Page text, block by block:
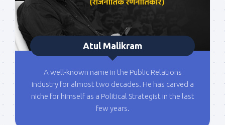
Atul Malikram
A well-known name in the Public Relations
industry for almost two decades. He has carved a
niche for himself as a Political Strategist in the last
few years.